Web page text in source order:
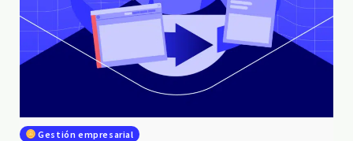
Gestión empresarial